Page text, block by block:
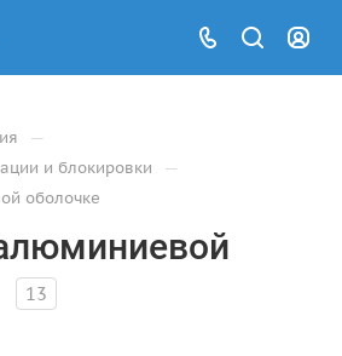
—
и блокировки —
оболочке
13